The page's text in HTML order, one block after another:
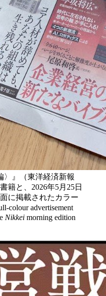
〉』（東洋経済新報
籍と、2026年5月25日
に掲載されたカラー
colour advertisement
Nikkei morning edition